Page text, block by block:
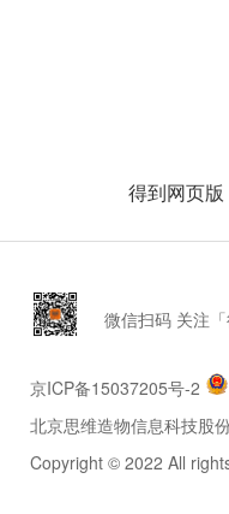
得到网页版
微信扫码 关注
京ICP备15037205号-2
北京思维造物信息科技股
Copyright © 2022 All